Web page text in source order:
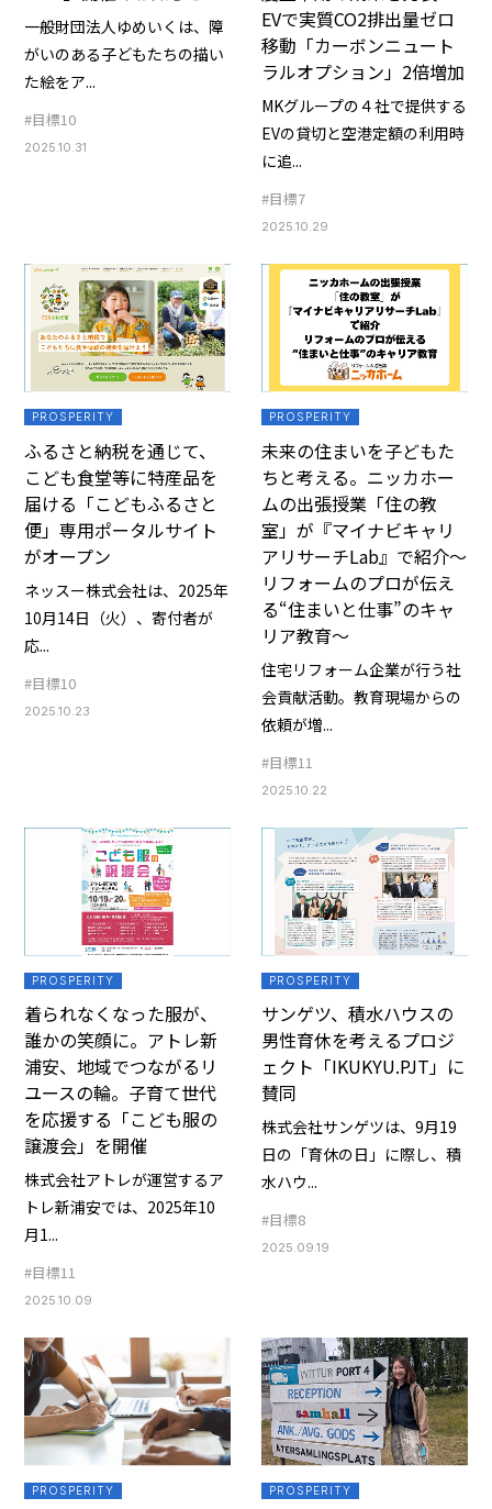
一般財団法人ゆめいくは、障
がいのある子どもたちの描い
た絵をア...
#目標10
2025.10.31
EVで実質CO2排出量ゼロ
移動「カーボンニュート
ラルオプション」2倍増加
MKグループの４社で提供する
EVの貸切と空港定額の利用時
に追...
#目標7
2025.10.29
PROSPERITY
ふるさと納税を通じて、
こども食堂等に特産品を
届ける「こどもふるさと
便」専用ポータルサイト
がオープン
ネッスー株式会社は、2025年
10月14日（火）、寄付者が
応...
#目標10
2025.10.23
PROSPERITY
未来の住まいを子どもた
ちと考える。ニッカホー
ムの出張授業「住の教
室」が『マイナビキャリ
アリサーチLab』で紹介～
リフォームのプロが伝え
る“住まいと仕事”のキャ
リア教育～
住宅リフォーム企業が行う社
会貢献活動。教育現場からの
依頼が増...
#目標11
2025.10.22
PROSPERITY
着られなくなった服が、
誰かの笑顔に。アトレ新
浦安、地域でつながるリ
ユースの輪。子育て世代
を応援する「こども服の
譲渡会」を開催
株式会社アトレが運営するア
トレ新浦安では、2025年10
月1...
#目標11
2025.10.09
PROSPERITY
サンゲツ、積水ハウスの
男性育休を考えるプロジ
ェクト「IKUKYU.PJT」に
賛同
株式会社サンゲツは、9月19
日の「育休の日」に際し、積
水ハウ...
#目標8
2025.09.19
PROSPERITY PROSPERITY